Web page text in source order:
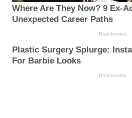
Where Are They Now? 9 Ex-
Unexpected Career Paths
Brainberries
Plastic Surgery Splurge:
For Barbie Looks
Brainberries